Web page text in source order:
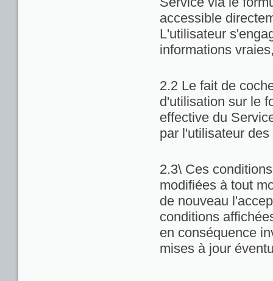
accessible
L'utilisateur
informations
2.2 Le fait de
d'utilisation sur le
effective du
par l'utilisateur
2.3\ Ces
modifiées à tout
de nouveau
conditions
en conséquence
mises à jour